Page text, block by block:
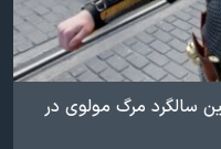
سالگرد مرگ مولوی در